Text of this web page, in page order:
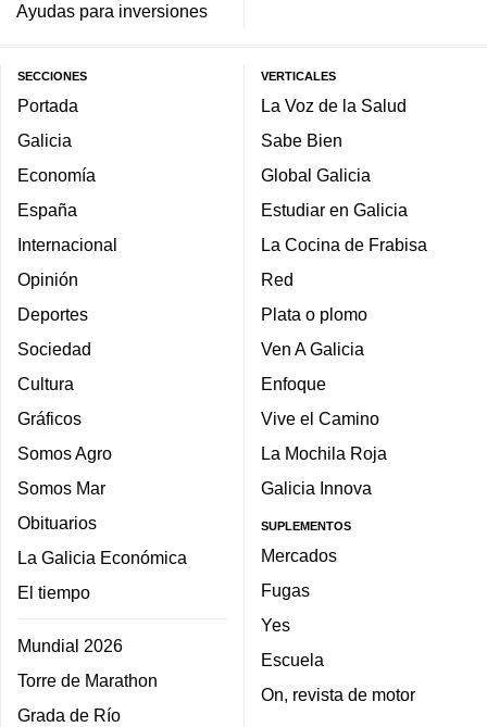
Ayudas para inversiones
SECCIONES
Portada
Galicia
Economía
España
Internacional
Opinión
Deportes
Sociedad
Cultura
Gráficos
Somos Agro
Somos Mar
Obituarios
La Galicia Económica
El tiempo
Mundial 2026
Torre de Marathon
Grada de Río
VERTICALES
La Voz de la Salud
Sabe Bien
Global Galicia
Estudiar en Galicia
La Cocina de Frabisa
Red
Plata o plomo
Ven A Galicia
Enfoque
Vive el Camino
La Mochila Roja
Galicia Innova
SUPLEMENTOS
Mercados
Fugas
Yes
Escuela
On, revista de motor